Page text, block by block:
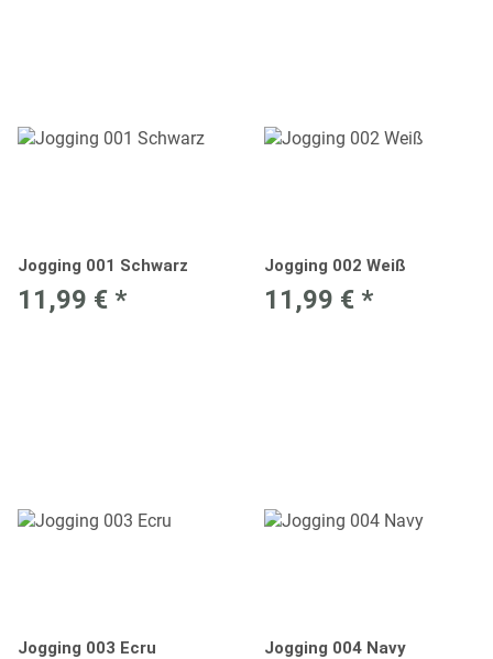
Jogging 001 Schwarz
11,99 € *
Jogging 002 Weiß
11,99 € *
Jogging 003 Ecru Jogging 004 Navy